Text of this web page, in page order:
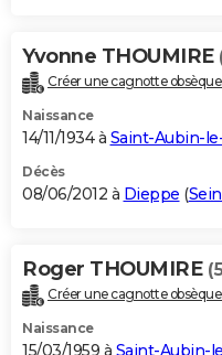
Yvonne THOUMIRE
Créer une cagnotte
Naissance
14/11/1934 à Saint-Aubin-
Décès
08/06/2012 à Dieppe (
Roger THOUMIRE
Créer une cagnotte
Naissance
15/03/1959 à Saint-Aubin-